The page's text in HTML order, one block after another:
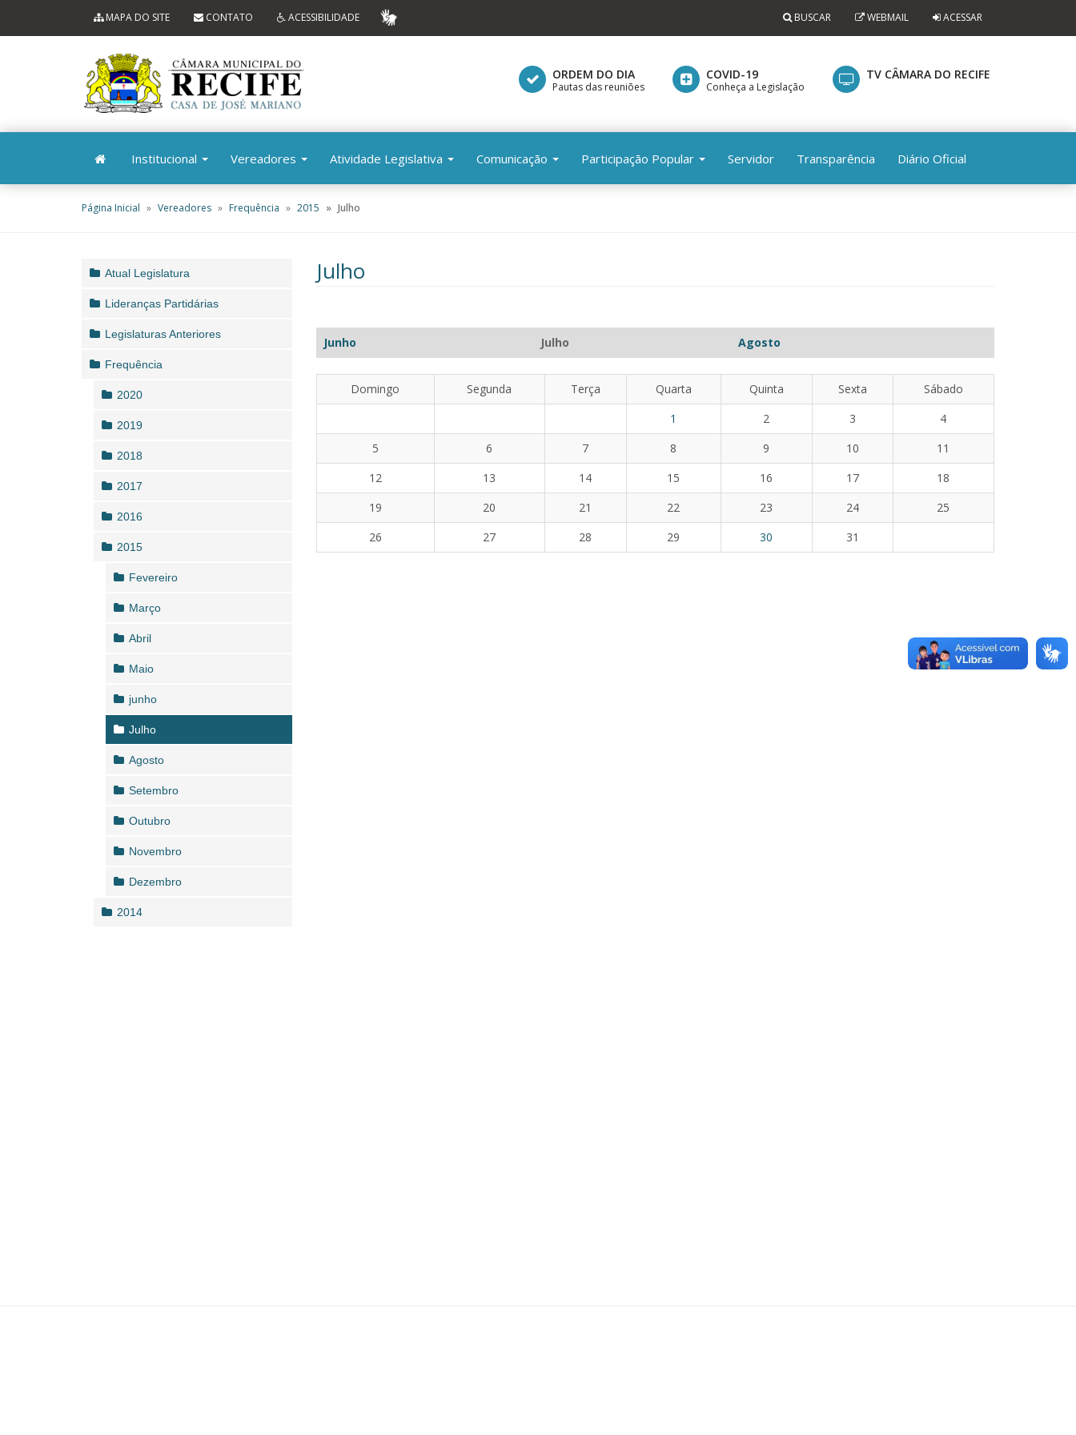
MAPA DO SITE CONTATO ACESSIBILIDADE VLIBRAS ACESSAR
WEBMAIL
BUSCAR
ORDEM DO DIA
Pautas das reuniões
COVID-19
Conheça a Legislação
TV CÂMARA DO RECIFE
Institucional Vereadores Atividade Legislativa Comunicação Participação Popular Servidor Transparência Diário Oficial
Página Inicial Vereadores Frequência 2015 Julho
Atual Legislatura
Lideranças Partidárias
Legislaturas Anteriores
Frequência
2020
2019
2018
2017
2016
2015
Fevereiro
Março
Abril
Maio
junho
Julho
Agosto
Setembro
Outubro
Novembro
Dezembro
2014
Julho
Junho Julho Agosto
Domingo Segunda Terça Quarta Quinta Sexta
Sábado
1
2 3
4
5
6 7 8 9 10
11
12
13 14 15 16 17
18
19
20 21 22 23 24
25
26
27 28 29 30 31